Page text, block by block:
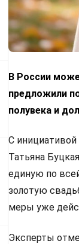
В России
предложили
полувека и
С
Татьяна
единую по
золотую
меры уже
Эксперты